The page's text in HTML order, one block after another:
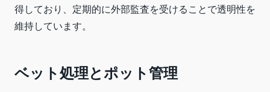
得しており、定期的に外部監査を受けることで透明性を
維持しています。
ベット処理とポット管理